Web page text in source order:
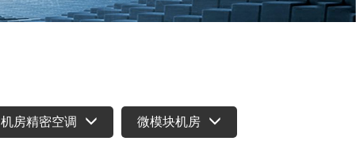
机房精密空调 微模块机房